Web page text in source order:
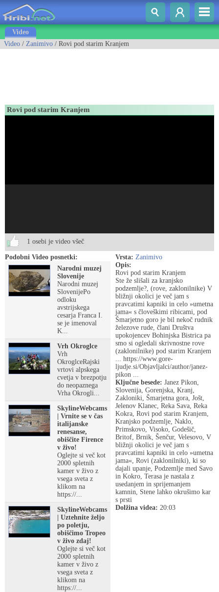
Video
Video / Zanimivo / Rovi pod starim Kranjem
Rovi pod starim Kranjem
1 osebi je video všeč
Podobni Video posnetki:
Narodni muzej
Slovenije
Narodni muzej
SlovenijePo
odloku
avstrijskega
cesarja Franca I.
se je imenoval
K...
Vrh Okroglce
Vrh
OkroglceRajski
vrtovi alpskega
cvetja v brezpotju
do neopaznega
Vrha Okrogli...
SkylineWebcams
| Vrnite se v čas
italijanske
renesanse,
obiščite Firence
v živo!
Oglejte si več kot
2000 spletnih
kamer v živo z
vsega sveta z
klikom na
https://...
SkylineWebcams
| Uztehnite željo
po poletju,
obiščimo Tropeo
v živo zdaj!
Oglejte si več kot
2000 spletnih
kamer v živo z
vsega sveta z
klikom na
https://...
Vrsta: Zanimivo
Opis:
Rovi pod starim Kranjem
Ste že slišali za kranjsko
podzemlje?, (rove, zaklonilnike) V
bližnji okolici je več jam s
pravcatimi kapniki in celo »umetna
jama« s človeškimi ribicami, pod
Šmarjetno goro je bil nekoč rudnik
železove rude, člani Društva
upokojencev Bohinjska Bistrica pa
smo si ogledali skrivnostne rove
(zaklonilnike) pod starim Kranjem
... https://www.gore-
ljudje.si/Objavljalci/author/janez-
pikon ...
Ključne besede: Janez Pikon,
Slovenija, Gorenjska, Kranj,
Zakloniki, Šmarjetna gora, Jošt,
Jelenov Klanec, Reka Sava, Reka
Kokra, Rovi pod starim Kranjem,
Kranjsko podzemlje, Naklo,
Primskovo, Visoko, Godešič,
Britof, Brnik, Šenčur, Velesovo, V
bližnji okolici je več jam s
pravcatimi kapniki in celo »umetna
jama«, Rovi (zaklonilniki), ki so
dajali upanje, Podzemlje med Savo
in Kokro, Terasa je nastala z
usedanjem in sprijemanjem
kamnin, Stene lahko okrušimo kar
s prsti
Dolžina videa: 20:03